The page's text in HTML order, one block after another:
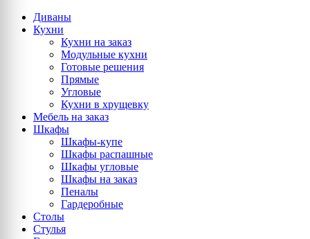
Диваны
Кухни
Кухни на заказ
Модульные кухни
Готовые решения
Прямые
Угловые
Кухни в хрущевку
Мебель на заказ
Шкафы
Шкафы-купе
Шкафы распашные
Шкафы угловые
Шкафы на заказ
Пеналы
Гардеробные
Столы
Стулья